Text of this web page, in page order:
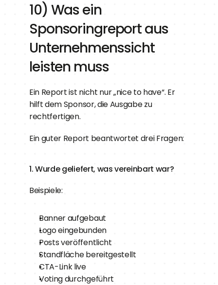
10) Was ein
Sponsoringreport aus
Unternehmenssicht
leisten muss
Ein Report ist nicht nur „nice to have“. Er
hilft dem Sponsor, die Ausgabe zu
rechtfertigen.
Ein guter Report beantwortet drei Fragen:
1. Wurde geliefert, was vereinbart war?
Beispiele:
Banner aufgebaut
Logo eingebunden
Posts veröffentlicht
Standfläche bereitgestellt
CTA-Link live
Voting durchgeführt